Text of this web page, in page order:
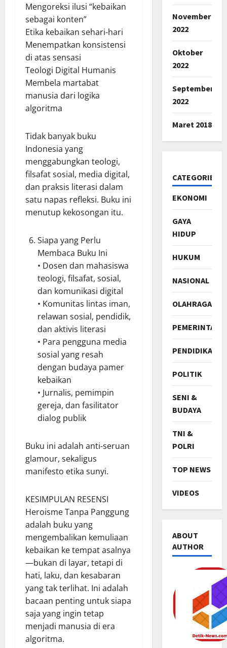
Mengoreksi ilusi “kebaikan
sebagai konten”
Etika kebaikan sehari-hari
Menempatkan konsistensi
di atas sensasi
Teologi Digital Humanis
Membela martabat
manusia dari logika
algoritma
Tidak banyak buku
Indonesia yang
menggabungkan teologi,
filsafat sosial, media digital,
dan praksis literasi dalam
satu napas refleksi. Buku ini
menutup kekosongan itu.
Siapa yang Perlu
Membaca Buku Ini
• Dosen dan mahasiswa
teologi, filsafat, sosial,
dan komunikasi digital
• Komunitas lintas iman,
relawan sosial, pendidik,
dan aktivis literasi
• Para pengguna media
sosial yang resah
dengan budaya pamer
kebaikan
• Jurnalis, pemimpin
gereja, dan fasilitator
dialog publik
Buku ini adalah anti-seruan
glamour, sekaligus
manifesto etika sunyi.
KESIMPULAN RESENSI
Heroisme Tanpa Panggung
adalah buku yang
mengembalikan kemuliaan
kebaikan ke tempat asalnya
—bukan di layar, tetapi di
hati, laku, dan kesabaran
yang tak terlihat. Ini adalah
bacaan penting untuk siapa
saja yang ingin tetap
menjadi manusia di era
algoritma.
November
2022
Oktober
2022
September
2022
Maret 2018
CATEGORIES
EKONOMI
GAYA
HIDUP
HUKUM
NASIONAL
OLAHRAGA
PEMERINTAH
PENDIDIKAN
POLITIK
SENI &
BUDAYA
TNI &
POLRI
TOP NEWS
VIDEOS
ABOUT
AUTHOR
TNI &
R
i
b
u
a